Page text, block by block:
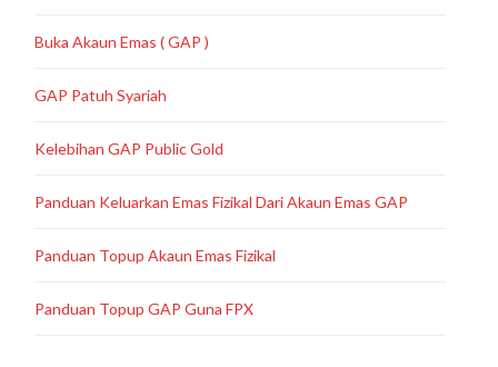
Buka Akaun Emas ( GAP )
GAP Patuh Syariah
Kelebihan GAP Public Gold
Panduan Keluarkan Emas Fizikal Dari Akaun Emas GAP
Panduan Topup Akaun Emas Fizikal
Panduan Topup GAP Guna FPX